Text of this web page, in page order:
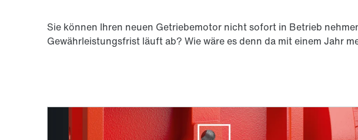
Sie können Ihren neuen Getriebemotor nicht sofort in Betrieb
Gewährleistungsfrist läuft ab? Wie wäre es denn da mit einem Jahr